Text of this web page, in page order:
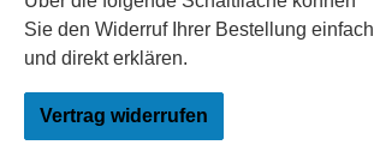
Sie den Widerruf Ihrer Bestellung einfach
und direkt erklären.
Vertrag widerrufen